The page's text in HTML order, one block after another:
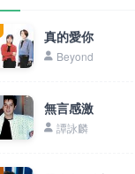
真的愛你
Beyond
無言感激
譚詠麟